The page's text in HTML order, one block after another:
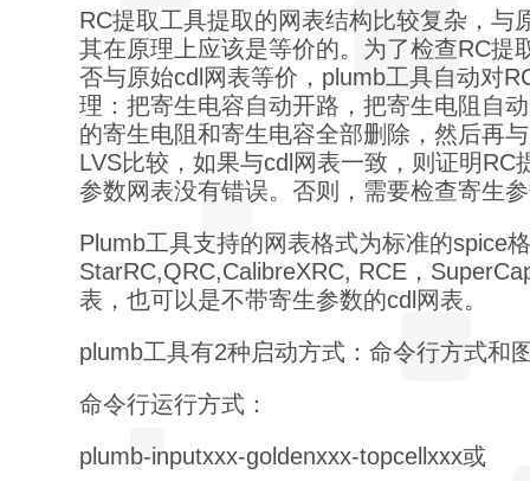
RC提取工具提取的网表结构比较复杂，与
其在原理上应该是等价的。为了检查RC提
否与原始cdl网表等价，plumb工具自动对
理：把寄生电容自动开路，把寄生电阻自
的寄生电阻和寄生电容全部删除，然后再
LVS比较，如果与cdl网表一致，则证明RC
参数网表没有错误。否则，需要检查寄生
Plumb工具支持的网表格式为标准的spice
StarRC,QRC,CalibreXRC, RCE，
表，也可以是不带寄生参数的cdl网表。
plumb工具有2种启动方式：命令行方式和
命令行运行方式：
plumb-inputxxx-goldenxxx-topcellxxx或